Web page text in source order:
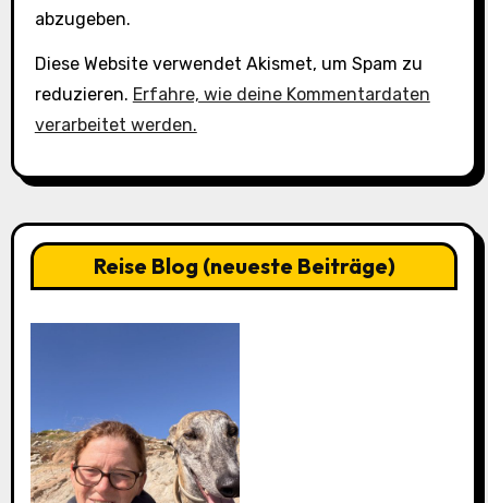
abzugeben.
Diese Website verwendet Akismet, um Spam zu
reduzieren. Erfahre, wie deine Kommentardaten
verarbeitet werden.
Reise Blog (neueste Beiträge)